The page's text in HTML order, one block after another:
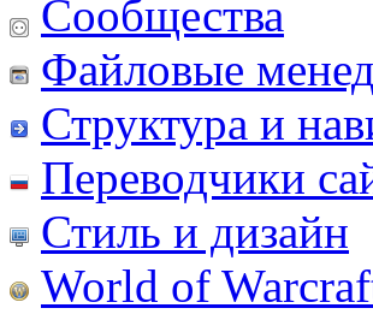
Сообщества
Файловые
Структура и
Переводчики
Стиль и дизайн
World of